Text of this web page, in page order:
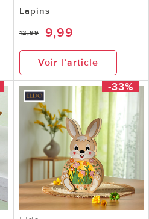
Lapins
12,99 9,99
Voir l’article
-33%